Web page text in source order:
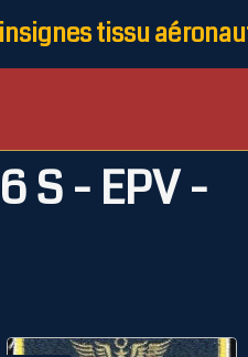
tissu
S - EPV -